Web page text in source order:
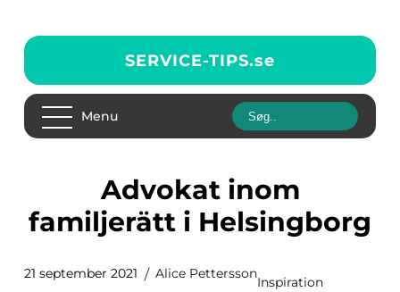
SERVICE-TIPS.se
Menu
Advokat inom
familjerätt i Helsingborg
21 september 2021 Alice Pettersson
Inspiration